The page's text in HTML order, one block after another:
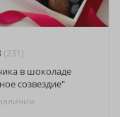
(231)
в шоколаде
созвездие"